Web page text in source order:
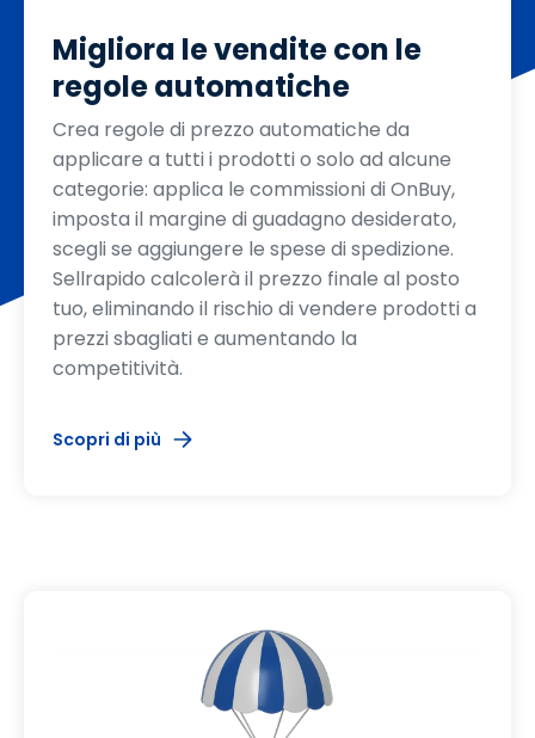
Migliora le vendite con le
regole automatiche
Crea regole di prezzo automatiche da
applicare a tutti i prodotti o solo ad alcune
categorie: applica le commissioni di OnBuy,
imposta il margine di guadagno desiderato,
scegli se aggiungere le spese di spedizione.
Sellrapido calcolerà il prezzo finale al posto
tuo, eliminando il rischio di vendere prodotti a
prezzi sbagliati e aumentando la
competitività.
Scopri di più